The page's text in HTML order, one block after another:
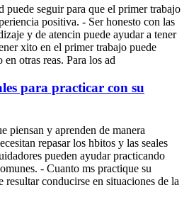
puede seguir para que el primer trabajo
positiva. - Ser honesto con las
y de atencin puede ayudar a tener
xito en el primer trabajo puede
otras reas. Para los ad
para practicar con su
piensan y aprenden de manera
repasar los hbitos y las seales
pueden ayudar practicando
- Cuanto ms practique su
resultar conducirse en situaciones de la